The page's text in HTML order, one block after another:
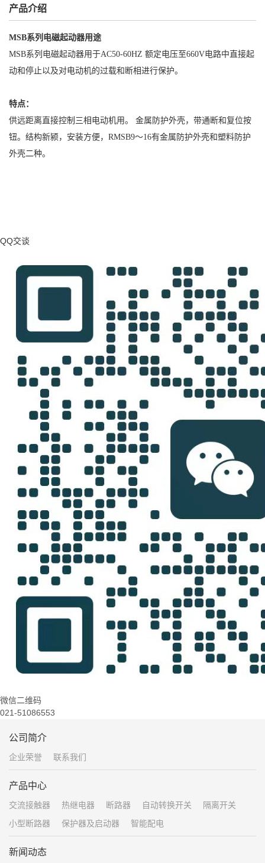
产品介绍
MSB系列电磁起动器用途
MSB系列电磁起动器用于AC50-60HZ 额定电压至660V电路中直接起
动和停止以及对电动机的过载和断相进行保护。
特点：
供远距离直接控制三相电动机用。 金属防护外壳，带通断和复位按
钮。结构新颍，安装方便，RMSB9〜16有金属防护外壳和塑料防护
外壳二种。
QQ交谈
微信二维码
021-51086553
公司简介
企业荣誉 联系我们
产品中心
交流接触器 热继电器 断路器 自动转换开关
隔离开关
小型断路器
保护器及启动器 智能配电
新闻动态